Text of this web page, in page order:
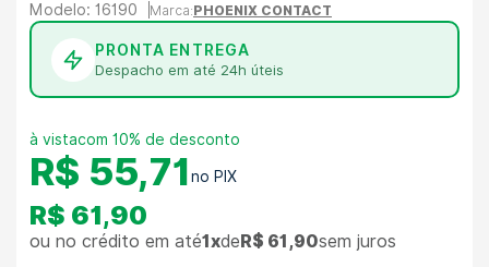
16190 PHOENIX CONTACT
PRONTA ENTREGA
Despacho em até 24h úteis
R$ 55,71
com 10% de desconto
R$ 61,90
ou no crédito em até1xdeR$ 61,90sem juros